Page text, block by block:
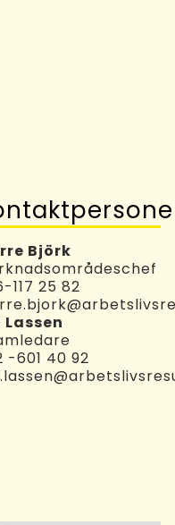
Björk
117 25 82​
Lassen
-601 40 92